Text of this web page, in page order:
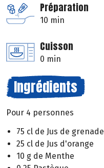
Préparation
10 min
Cuisson
0 min
Ingrédients
Pour 4 personnes
75 cl de Jus de grenade
25 cl de Jus d'orange
10 g de Menthe